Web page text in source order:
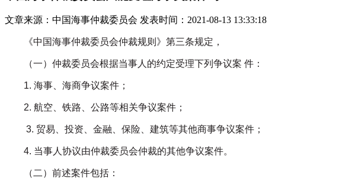
文章来源：中国海事仲裁委员会 发表时间：2021-08-13 13:33:18
《中国海事仲裁委员会仲裁规则》第三条规定，
（一）仲裁委员会根据当事人的约定受理下列争议案 件：
1. 海事、海商争议案件；
2. 航空、铁路、公路等相关争议案件；
3. 贸易、投资、金融、保险、建筑等其他商事争议案件；
4. 当事人协议由仲裁委员会仲裁的其他争议案件。
（二）前述案件包括：